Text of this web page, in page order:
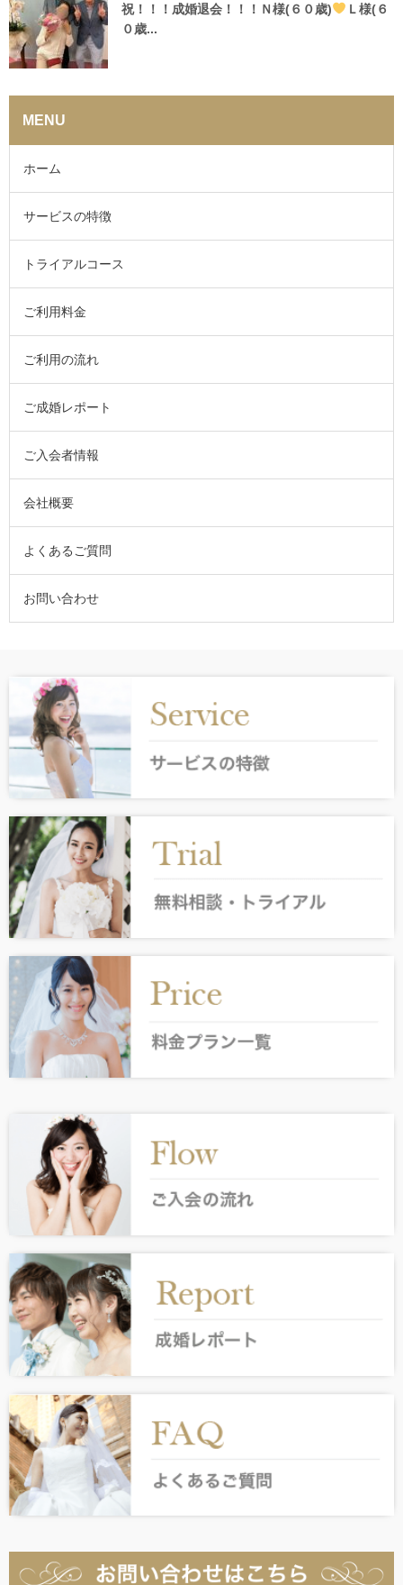
祝！！！成婚退会！！！Ｎ様(６０歳)
Ｌ様(６
０歳...
MENU
ホーム
サービスの特徴
トライアルコース
ご利用料金
ご利用の流れ
ご成婚レポート
ご入会者情報
会社概要
よくあるご質問
お問い合わせ